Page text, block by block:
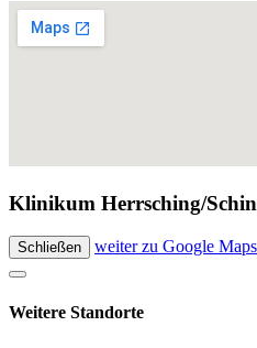
Klinikum Herrsching/
Schließen weiter zu Google Maps
Weitere Standorte